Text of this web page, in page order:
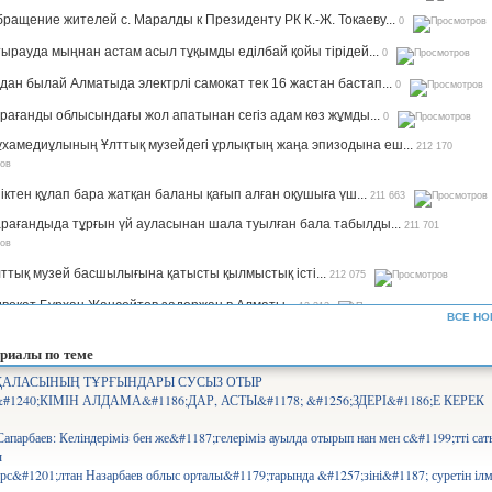
жителей с. Маралды к Президенту РК К.-Ж. Токаеву... 0
мыңнан астам асыл тұқымды еділбай қойы тірідей... 0
былай Алматыда электрлі самокат тек 16 жастан бастап... 0
облысындағы жол апатынан сегіз адам көз жұмды... 0
Ұлттық музейдегі ұрлықтың жаңа эпизодына еш... 212 170
құлап бара жатқан баланы қағып алған оқушыға үш... 211 663
тұрғын үй ауласынан шала туылған бала табылды... 211 701
музей басшылығына қатысты қылмыстық істі... 212 075
Бурхан Жансейтов задержан в Алматы... 13 313
на комуслуги изменятся в Казахстане... 12 658
Аймағамбетов балалардың қауіпсіздігін қамтамасыз... 17 308
мектеп». Ұлттық жоба арқылы 582 мектеп бой көтереді...
серьезный человек Сека уже ждет вас на IVI... 25 569
ВСЕ
по теме
ТҰРҒЫНДАРЫ СУСЫЗ ОТЫР
АЛДАМА&#1186;ДАР, АСТЫ&#1178; &#1256;ЗДЕРІ&#1186;Е КЕРЕК
Келіндеріміз бен же&#1187;гелеріміз ауылда отырып нан мен с&#1199;тті
Назарбаев облыс орталы&#1179;тарында &#1257;зіні&#1187; суретін